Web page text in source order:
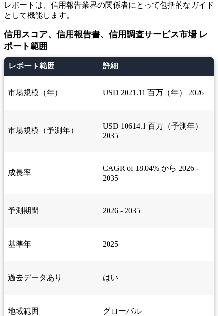
レポートは、信用報告業界の関係者にとって包括的なガイド
として機能します。
信用スコア、信用報告書、信用調査サービス市場 レ
ポート範囲
レポート範囲 詳細
市場規模（年） USD 2021.11 百万（年） 2026
市場規模（予測年）
USD 10614.1 百万（予測年）
2035
成長率
CAGR of 18.04% から 2026 -
2035
予測期間 2026 - 2035
基準年 2025
過去データあり はい
地域範囲 グローバル